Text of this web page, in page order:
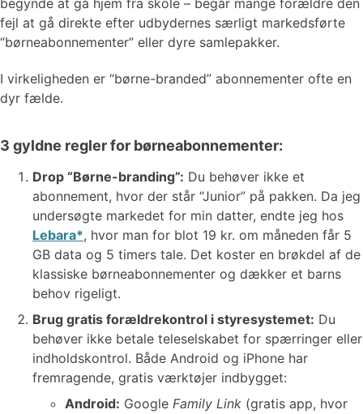
begynde at gå hjem fra skole – begår mange forældre den
fejl at gå direkte efter udbydernes særligt markedsførte
“børneabonnementer” eller dyre samlepakker.
I virkeligheden er “børne-branded” abonnementer ofte en
dyr fælde.
3 gyldne regler for børneabonnementer:
Drop “Børne-branding”: Du behøver ikke et
abonnement, hvor der står “Junior” på pakken. Da jeg
undersøgte markedet for min datter, endte jeg hos
Lebara , hvor man for blot 19 kr. om måneden får 5
GB data og 5 timers tale. Det koster en brøkdel af de
klassiske børneabonnementer og dækker et barns
behov rigeligt.
Brug gratis forældrekontrol i styresystemet: Du
behøver ikke betale teleselskabet for spærringer eller
indholdskontrol. Både Android og iPhone har
fremragende, gratis værktøjer indbygget:
Android: Google Family Link (gratis app, hvor